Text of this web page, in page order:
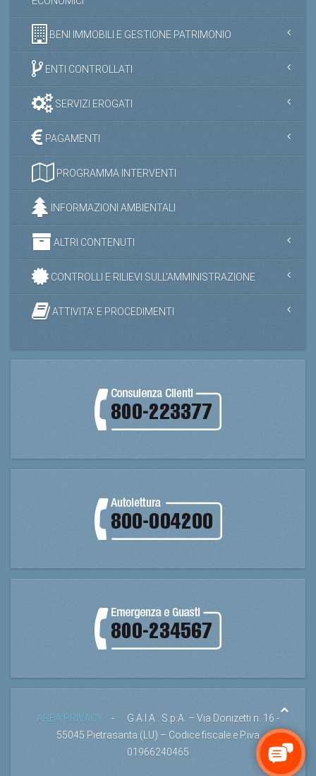
BENI IMMOBILI E GESTIONE PATRIMONIO
ENTI CONTROLLATI
SERVIZI EROGATI
PAGAMENTI
PROGRAMMA INTERVENTI
INFORMAZIONI AMBIENTALI
ALTRI CONTENUTI
CONTROLLI E RILIEVI SULL'AMMINISTRAZIONE
ATTIVITA' E PROCEDIMENTI
AREA PRIVACY - G.A.I.A . S.p.A. – Via Donizetti n. 16 -
55045 Pietrasanta (LU) – Codice fiscale e P.iva
01966240465